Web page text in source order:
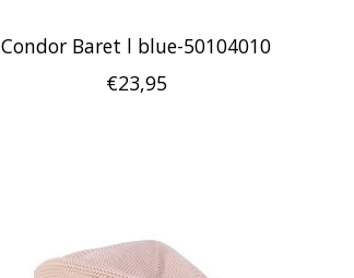
Condor Baret l blue-50104010
€23,95